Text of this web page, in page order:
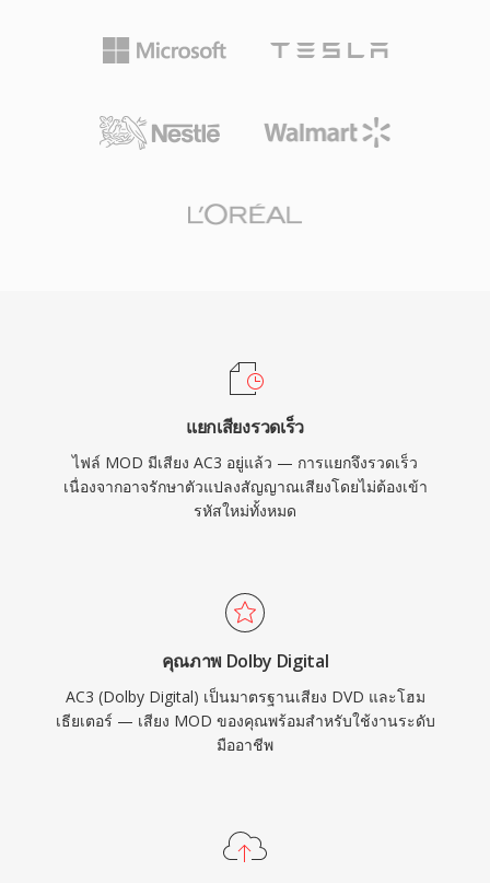
MOD ไม่ค่อยถูกใช้สำหรับการผลิตใหม่ แต่รูปแบบนี้
ฟุตเทจที่เก็บถาวรจากกล้องวิดีโอแบบไฟล์รุ่นกลาง
ทศวรรษ 2000
หลายในแผ่น Blu-ray การออกอากาศโทรทัศน์
ดิจิทัล (ATSC) และการสตรีม จุดเด่นหลักคือความ
พื้นที่แบบโรงภาพยนตร์มาสู่ระบบโฮมเธียเตอร์ รูป
และโทรทัศน์ การรองรับตัวถอดรหัสฮาร์ดแวร์อย่าง
แยกเสียงรวดเร็ว
ไฟล์ MOD มีเสียง AC3 อยู่แล้ว — การแยกจึงรวดเร็ว
เนื่องจากอาจรักษาตัวแปลงสัญญาณเสียงโดยไม่ต้องเข้า
รหัสใหม่ทั้งหมด
คุณภาพ Dolby Digital
AC3 (Dolby Digital) เป็นมาตรฐานเสียง DVD และโฮม
เธียเตอร์ — เสียง MOD ของคุณพร้อมสำหรับใช้งานระดับ
มืออาชีพ